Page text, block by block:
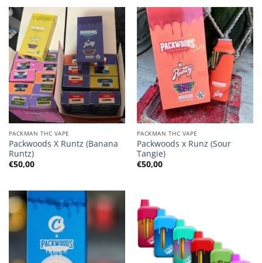
PACKMAN THC VAPE
Packwoods X Runtz (Banana
Runtz)
€50,00
PACKMAN THC VAPE
Packwoods x Runz (Sour
Tangie)
€50,00